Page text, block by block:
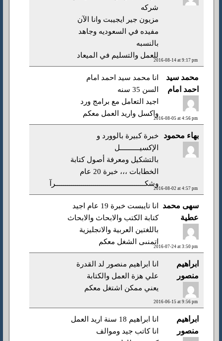
2016-08-14 at 9:17 pm
شركه
مزيون جير ايجيبت وانا الآن
مفيده في السعوديه وجاهد
بالنسبه
للعمل والتسليم في الميعاد
محمد سيد
احمد امام
2016-08-05 at 4:56 pm
انا محمد سيد احمد امام
السن 35 سنه
اجيد التعامل مع برامج ورد
واكسل واريد العمل معكم
بهاء محمود
2016-08-02 at 4:57 pm
خبرة كبيرة بالوورد و
الإكسيــــــــــل
بالتشكيل ومعرفة أصول كتابة
الخطابات ،،، خبرة 20 عام
وشكـــــــــــــــــــــــــــــــــــــــــــــرآ
سهى محمد
عطية
2016-07-24 at 3:50 pm
انا تايبست خبرة 19 عام اجيد
كتابة الكتب والابحاث والابحاث
باللغتين العربية والانجليزية
اتمنىى الشغل معكم
ابراهيم
منصور
2016-06-15 at 9:56 pm
انا ابراهيم منصور لد القدرة
علي هزة العمل والكتابة
يعني ممكن اشتغل معكم
ابراهيم
منصور
انا ابراهيم 18 سنة اريد العمل
انا كاتب جيد وموالف